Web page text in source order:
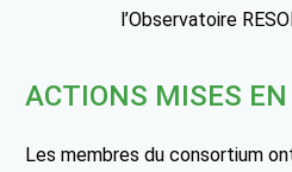
l’Observatoire
ACTIONS MISES EN
Les membres du consortium